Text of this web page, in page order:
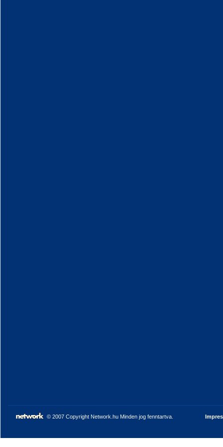
© 2007 Copyright Network.hu Minden jog fenntartva.